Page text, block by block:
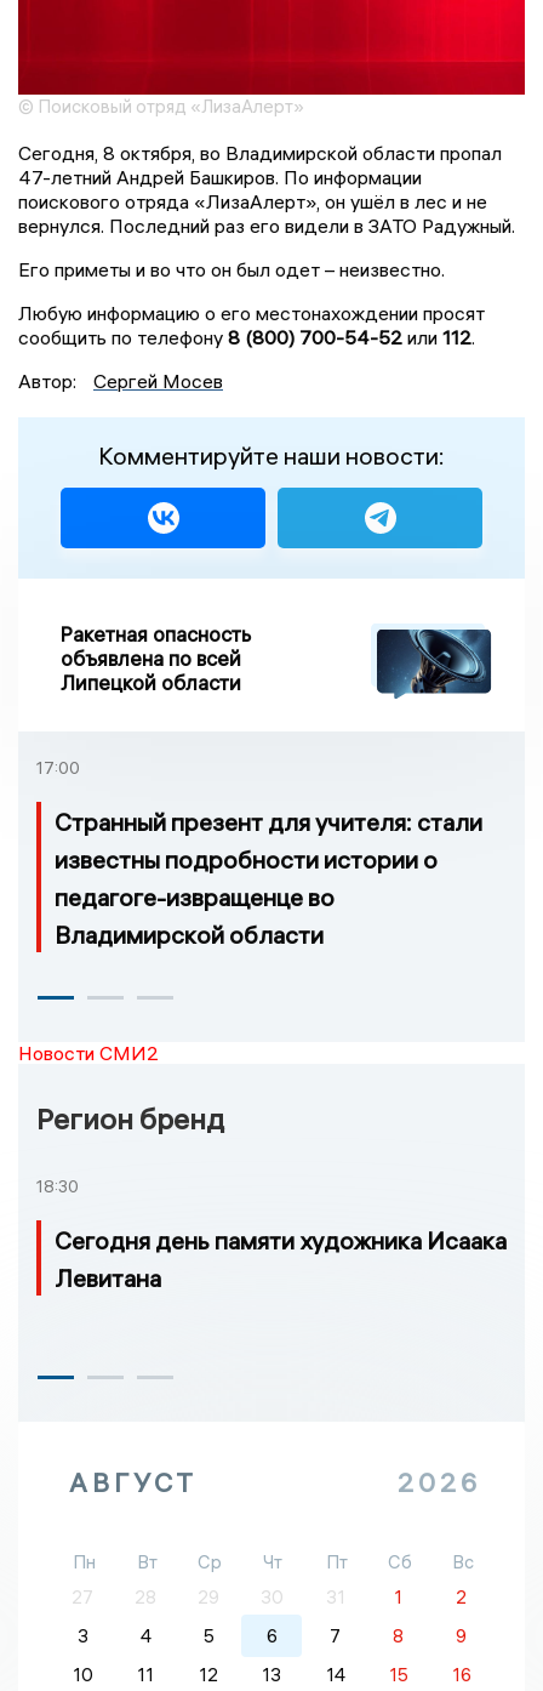
© Поисковый отряд «ЛизаАлерт»
Сегодня, 8 октября, во Владимирской области пропал
47-летний Андрей Башкиров. По информации
поискового отряда «ЛизаАлерт», он ушёл в лес и не
вернулся. Последний раз его видели в ЗАТО Радужный.
Его приметы и во что он был одет – неизвестно.
Любую информацию о его местонахождении просят
сообщить по телефону 8 (800) 700-54-52 или 112.
Автор:
Сергей Мосев
Комментируйте наши новости:
Ракетная опасность
объявлена по всей
Липецкой области
17:00
Странный презент для учителя: стали
известны подробности истории о
педагоге-извращенце во
Владимирской области
Новости СМИ2
Регион бренд
18:30
Сегодня день памяти художника Исаака
Левитана
АВГУСТ 2026
Пн Вт Ср Чт Пт Сб
Вс
27
28 29 30 31 1
2
3
4 5 6 7 8
9
10
11 12 13 14 15 16